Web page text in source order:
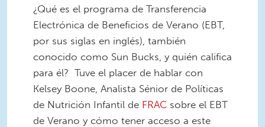
¿Qué es el programa de Transferencia
Electrónica de Beneficios de Verano (EBT,
por sus siglas en inglés), también
conocido como Sun Bucks, y quién califica
para él? Tuve el placer de hablar con
Kelsey Boone, Analista Sénior de Políticas
de Nutrición Infantil de FRAC sobre el EBT
de Verano y cómo tener acceso a este